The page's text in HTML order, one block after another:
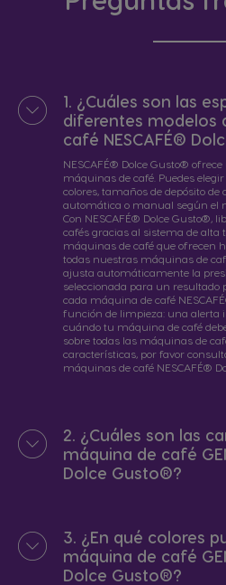
1. ¿Cuáles son las
diferentes modelos
café NESCAFÉ®
NESCAFÉ® Dolce Gusto®
máquinas de café. Puedes
colores, tamaños de depósito
automática o manual según el
Con NESCAFÉ® Dolce Gusto®,
cafés gracias al sistema de alta
máquinas de café que ofrecen
todas nuestras máquinas de
ajusta automáticamente la
seleccionada para un resultado
cada máquina de café
función de limpieza: una alerta
cuándo tu máquina de café
sobre todas las máquinas de
características, por favor
máquinas de café NESCAFÉ®
2. ¿Cuáles son las
máquina de café
Dolce Gusto®?
3. ¿En qué colores
máquina de café
Dolce Gusto®?